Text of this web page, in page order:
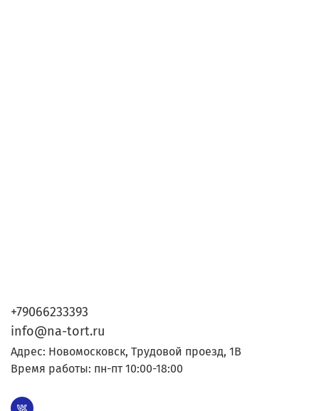
+79066233393
info@na-tort.ru
Адрес: Новомосковск, Трудовой проезд, 1В
Время работы: пн-пт 10:00-18:00